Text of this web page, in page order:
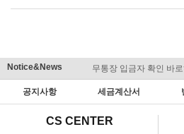
Notice&News 무통장 입금자 확인 바로
공지사항 세금계산서
CS CENTER